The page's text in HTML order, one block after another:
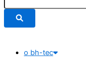
o bh-tec